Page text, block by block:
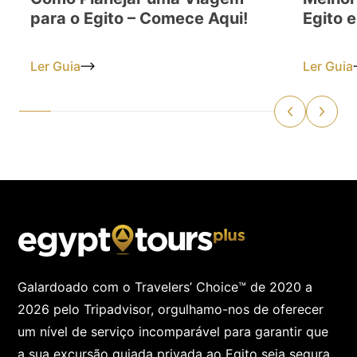
para o Egito – Comece Aqui!
Ler Guia
Egito
Ler Guia
Galardoado com o Travelers’ Choice™ de 2020 a
2026 pelo Tripadvisor, orgulhamo-nos de oferecer
um nível de serviço incomparável para garantir que
a sua excursão guiada privada ao Egito seja segura